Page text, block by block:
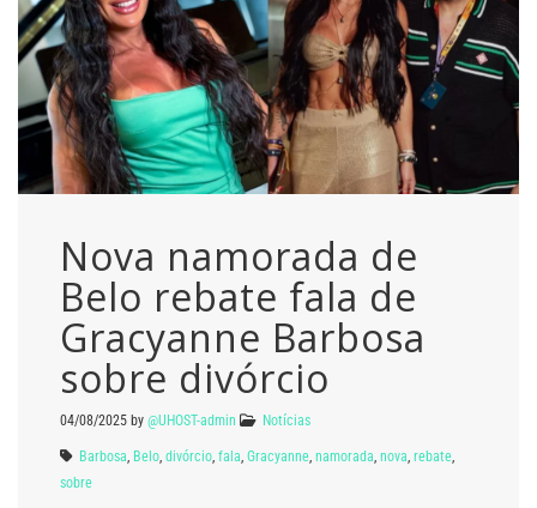
Nova namorada de
Belo rebate fala de
Gracyanne Barbosa
sobre divórcio
04/08/2025 by @UHOST-admin Notícias
Barbosa Belo divórcio fala Gracyanne namorada nova rebate
sobre